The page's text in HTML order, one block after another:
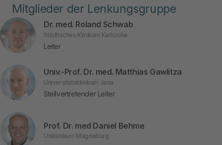
Mitglieder der Lenkungsgruppe
Dr. med. Roland Schwab
Städtisches Klinikum Karlsruhe
Leiter
Univ.-Prof. Dr. med. Matthias Gawlitza
Universitätsklinikum Jena
Stellvertretender Leiter
Prof. Dr. med Daniel Behme
Uniklinikum Magdeburg